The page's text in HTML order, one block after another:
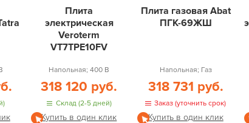
Плита
электрическая
Veroterm
VT7TPE10FV
Напольная; 400 В
318 120 руб.
Склад (2-5 дней)
Купить в один клик
Плита газовая Abat
ПГК-69ЖШ
Напольная; Газ
318 731 руб.
Заказ (уточнить срок)
Купить в один клик